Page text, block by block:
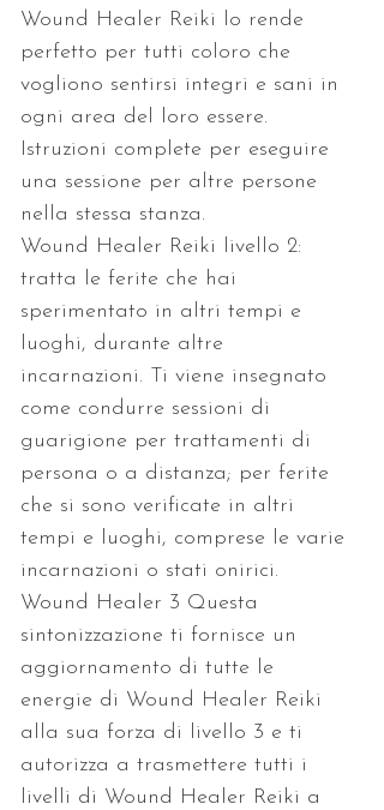
Wound Healer Reiki lo rende
perfetto per tutti coloro che
vogliono sentirsi integri e sani in
ogni area del loro essere.
Istruzioni complete per eseguire
una sessione per altre persone
nella stessa stanza.
Wound Healer Reiki livello 2:
tratta le ferite che hai
sperimentato in altri tempi e
luoghi, durante altre
incarnazioni. Ti viene insegnato
come condurre sessioni di
guarigione per trattamenti di
persona o a distanza; per ferite
che si sono verificate in altri
tempi e luoghi, comprese le varie
incarnazioni o stati onirici.
Wound Healer 3 Questa
sintonizzazione ti fornisce un
aggiornamento di tutte le
energie di Wound Healer Reiki
alla sua forza di livello 3 e ti
autorizza a trasmettere tutti i
livelli di Wound Healer Reiki a